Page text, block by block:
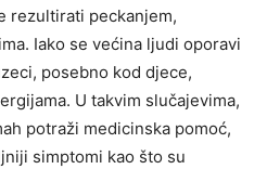
rezultirati peckanjem,
Iako se većina ljudi oporavi
posebno kod djece,
U takvim slučajevima,
potraži medicinska pomoć,
simptomi kao što su